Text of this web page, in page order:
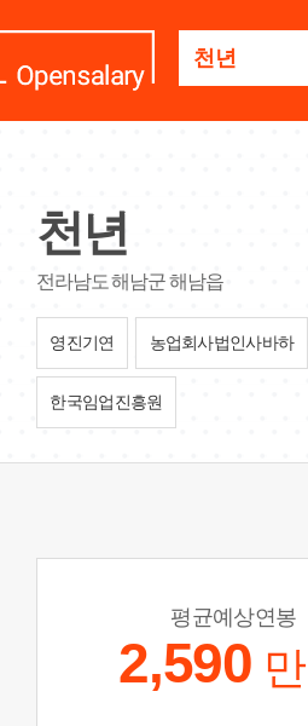
명
천년
전라남도 해남군 해남읍
영진기연 농업회사법인사바하
한국임업진흥원
평균예상연봉
2,590